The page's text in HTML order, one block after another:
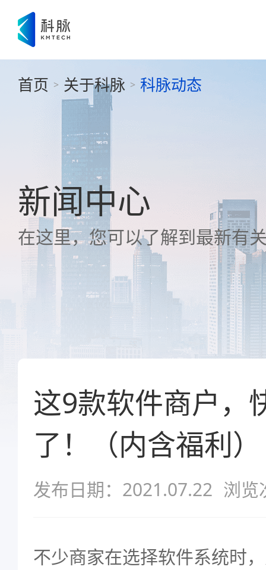
首页 > 关于科脉 > 科脉动态
新闻中心
在这里，您可以了解到最新有
这9款软件商户，
了！（内含福利）
发布日期：2021.07.22 浏览
不少商家在选择软件系统时